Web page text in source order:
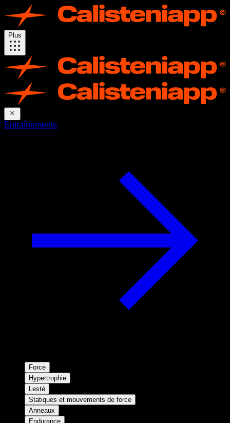
Plus
Entraînements
Force
Hypertrophie
Lesté
Statiques et mouvements de force
Anneaux
Endurance